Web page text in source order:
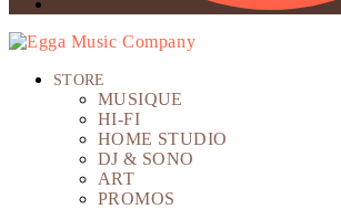
STORE
MUSIQUE
HI-FI
HOME STUDIO
DJ & SONO
ART
PROMOS